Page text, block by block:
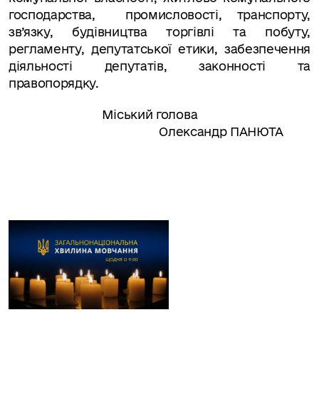
господарства,
промисловості, транспорту,
зв’язку, будівництва торгівлі та побуту,
регламенту, депутатської етики, забезпечення
діяльності депутатів, законності та
правопорядку.
Міський голова
Олександр ПАНЮТА